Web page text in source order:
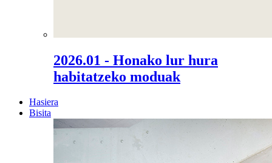
2026.01 - Honako lur hura
habitatzeko moduak
Hasiera
Bisita